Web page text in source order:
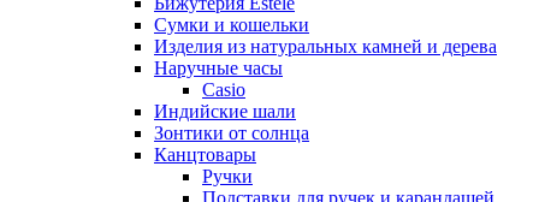
Сумки и кошельки
Изделия из натуральных камней и дерева
Наручные часы
Casio
Индийские шали
Зонтики от солнца
Канцтовары
Ручки
Подставки для ручек и карандашей